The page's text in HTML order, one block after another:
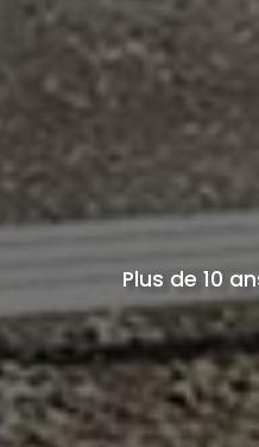
Plus de 10